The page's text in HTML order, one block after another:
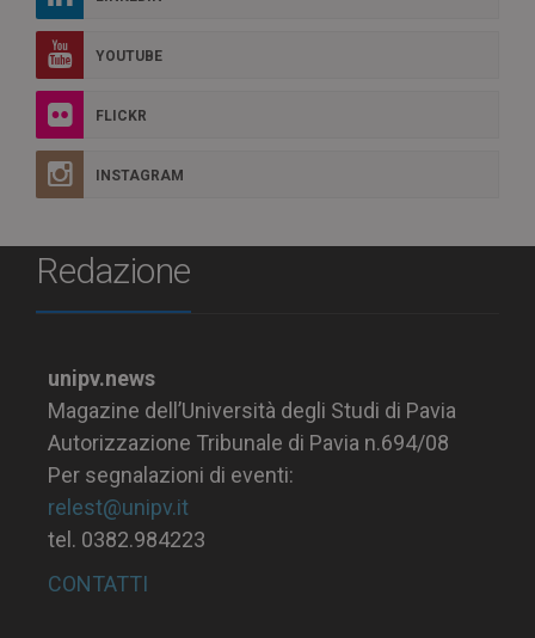
YOUTUBE
FLICKR
INSTAGRAM
Redazione
unipv.news
Magazine dell’Università degli Studi di Pavia
Autorizzazione Tribunale di Pavia n.694/08
Per segnalazioni di eventi:
relest@unipv.it
tel. 0382.984223
CONTATTI